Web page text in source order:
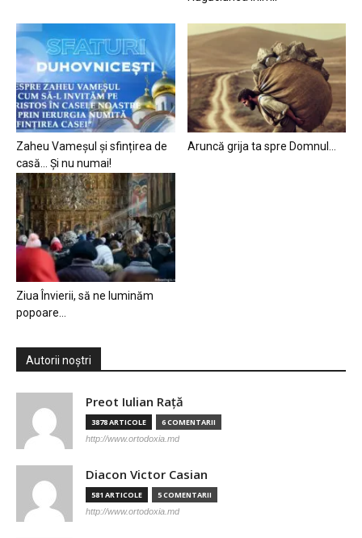
Zaheu Vameșul și sfințirea de
casă… Și nu numai!
Aruncă grija ta spre Domnul…
Ziua Învierii, să ne luminăm
popoare…
Autorii noștri
Preot Iulian Raţă
3878 ARTICOLE 6 COMENTARII
http://www.ortodoxia.md
Diacon Victor Casian
581 ARTICOLE 5 COMENTARII
http://www.ortodoxia.md